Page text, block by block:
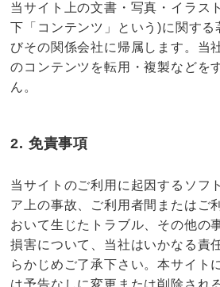
当サイト上の文書・写真・イラス
下「コンテンツ」という)に関する
びその関係会社に帰属します。当
のコンテンツを転用・複製などを
ん。
2. 免責事項
当サイトのご利用に起因するソフ
ア上の事故、ご利用者間またはご
おいて生じたトラブル、その他の
損害について、当社はいかなる責
らかじめご了承下さい。本サイト